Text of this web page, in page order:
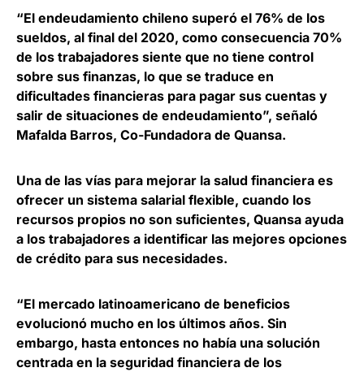
“El endeudamiento chileno superó el 76% de los
sueldos, al final del 2020, como consecuencia 70%
de los trabajadores siente que no tiene control
sobre sus finanzas, lo que se traduce en
dificultades financieras para pagar sus cuentas y
salir de situaciones de endeudamiento”, señaló
Mafalda Barros, Co-Fundadora de Quansa.
Una de las vías para mejorar la salud financiera es
ofrecer un sistema salarial flexible, cuando los
recursos propios no son suficientes, Quansa ayuda
a los trabajadores a identificar las mejores opciones
de crédito para sus necesidades.
“El mercado latinoamericano de beneficios
evolucionó mucho en los últimos años. Sin
embargo, hasta entonces no había una solución
centrada en la seguridad financiera de los